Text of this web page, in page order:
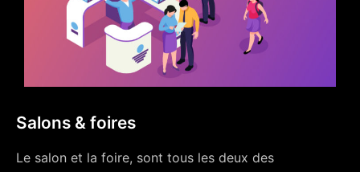
Salons & foires
Le salon et la foire, sont tous les deux des